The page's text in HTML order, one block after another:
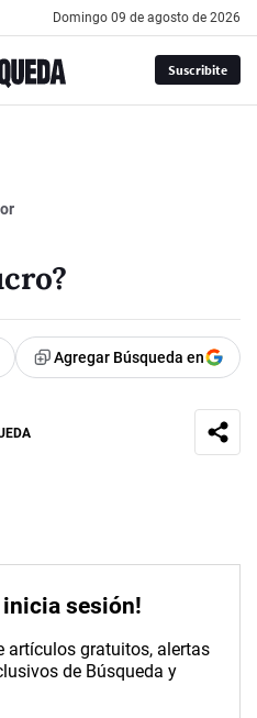
domingo 09 de agosto de 2026
Suscribite
Agregar Búsqueda en
inicia sesión!
artículos gratuitos, alertas
de Búsqueda y